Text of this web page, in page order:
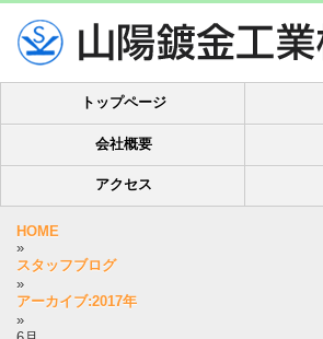
トップページ
会社概要
アクセス
HOME
»
スタッフブログ
»
アーカイブ:2017年
»